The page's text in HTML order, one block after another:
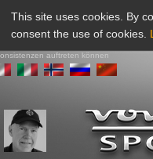
This site uses cookies. By
consent the use of cookies.
auftreten können